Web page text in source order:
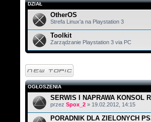
DZIAŁ
OtherOS
Strefa Linux'a na Playstation 3
Toolkit
Zarządzanie Playstation 3 via PC
Napisz wątek
OGŁOSZENIA
SERWIS I NAPRAWA KONSOL
przez Spox_2 » 19.02.2012, 14:15
PORADNIK DLA ZIELONYCH